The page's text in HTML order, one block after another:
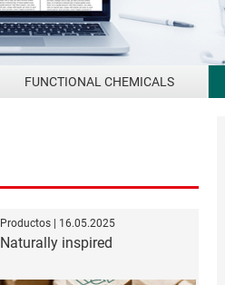
FUNCTIONAL CHEMICALS
Productos | 16.05.2025
Naturally inspired